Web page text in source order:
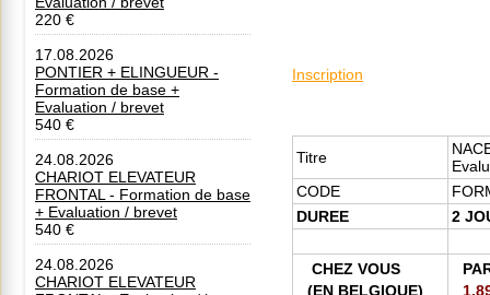
220 €
17.08.2026
PONTIER + ELINGUEUR -
Formation de base +
Evaluation / brevet
540 €
24.08.2026
CHARIOT ELEVATEUR
FRONTAL - Formation de base
+ Evaluation / brevet
540 €
24.08.2026
CHARIOT ELEVATEUR
Inscription
Titre
CODE
DUREE
2
CHEZ VOUS
(EN BELGIQUE)